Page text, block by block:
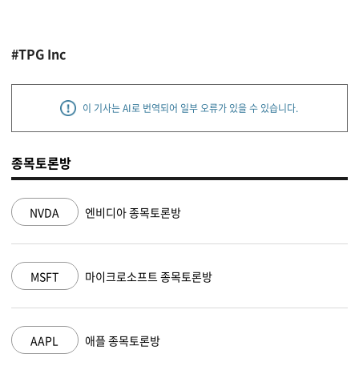
#TPG Inc
이 기사는 AI로 번역되어 일부 오류가 있을 수 있습니다.
종목토론방
NVDA 엔비디아 종목토론방
MSFT 마이크로소프트 종목토론방
AAPL 애플 종목토론방